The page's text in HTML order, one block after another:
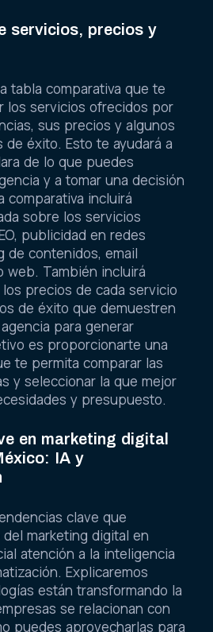
servicios, precios y
tabla comparativa que te
los servicios ofrecidos por
sus precios y algunos
éxito. Esto te ayudará a
de lo que puedes
y a tomar una decisión
comparativa incluirá
sobre los servicios
publicidad en redes
de contenidos, email
web. También incluirá
precios de cada servicio
de éxito que demuestren
para generar
es proporcionarte una
te permita comparar las
y seleccionar la que mejor
y presupuesto.
en marketing digital
IA y
clave que
marketing digital en
atención a la inteligencia
Explicaremos
están transformando la
se relacionan con
puedes aprovecharlas para